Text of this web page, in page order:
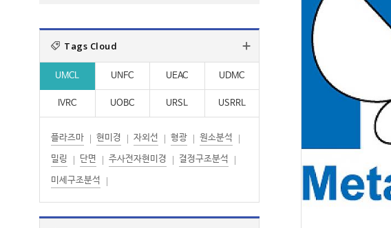
색
:
Tags Cloud
UMCL UNFC UEAC UDMC
IVRC UOBC URSL USRRL
플라즈마 현미경 자외선 형광 원소분석
밀링 단면 주사전자현미경 결정구조분석
미세구조분석